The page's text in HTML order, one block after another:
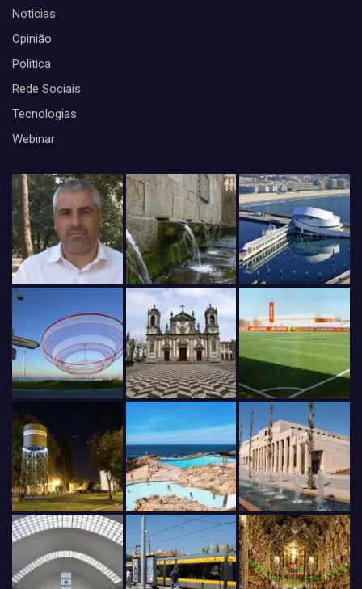
Noticias
Opinião
Politica
Rede Sociais
Tecnologias
Webinar